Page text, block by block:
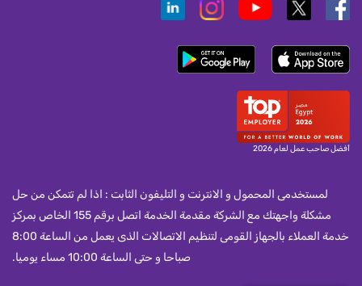
أفضل صاحب عمل لعام 2026
لمستخدمى المحمول و الانترنت و التليفون الثابت : اذا لم تتمكن من حل
مشكلة واجهتك مع الشركة مقدمة الخدمة اتصل برقم 155 الخاص بمركز
خدمة العملاء بالجهاز القومى لتنظيم الاتصالات الذى يعمل من الساعة 8:00
صباحا و حتى الساعة 10:00 مساء يوميا.